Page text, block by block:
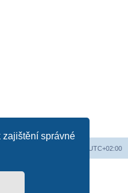
zajištění správné
UTC+02:00